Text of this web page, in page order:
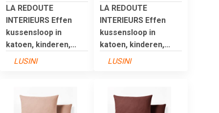
LA REDOUTE
INTERIEURS Effen
kussensloop in
katoen, kinderen,...
LUSINI
LA REDOUTE
INTERIEURS Effen
kussensloop in
katoen, kinderen,...
LUSINI